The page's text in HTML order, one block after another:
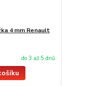
4 mm Renault
do 3 až 5 dnů